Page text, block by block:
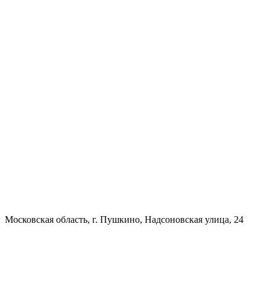
Московская область, г. Пушкино, Надсоновская улица, 24